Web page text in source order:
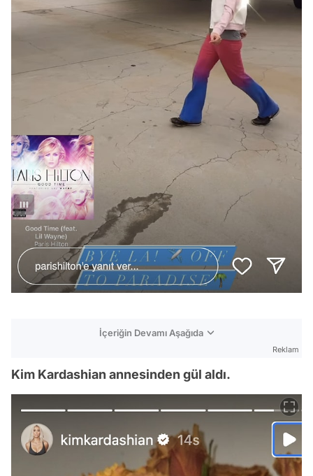
İçeriğin Devamı Aşağıda
Reklam
Kim Kardashian annesinden gül aldı.